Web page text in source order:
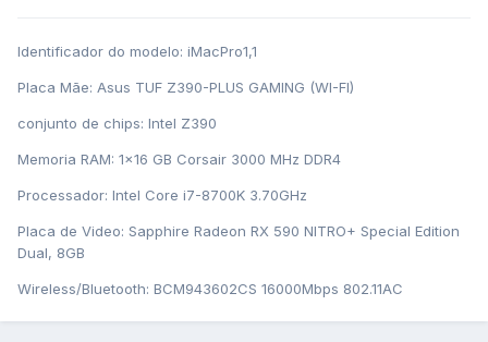
Identificador do modelo: iMacPro1,1
Placa Mãe: Asus TUF Z390-PLUS GAMING (WI-FI)
conjunto de chips: Intel Z390
Memoria RAM: 1x16 GB Corsair 3000 MHz DDR4
Processador: Intel Core i7-8700K 3.70GHz
Placa de Video: Sapphire Radeon RX 590 NITRO+ Special Edition
Dual, 8GB
Wireless/Bluetooth: BCM943602CS 16000Mbps 802.11AC